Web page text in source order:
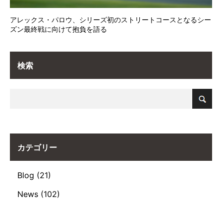
アレックス・パロウ、シリーズ初のストリートコースとなるシー
ズン最終戦に向けて抱負を語る
検索
カテゴリー
Blog (21)
News (102)